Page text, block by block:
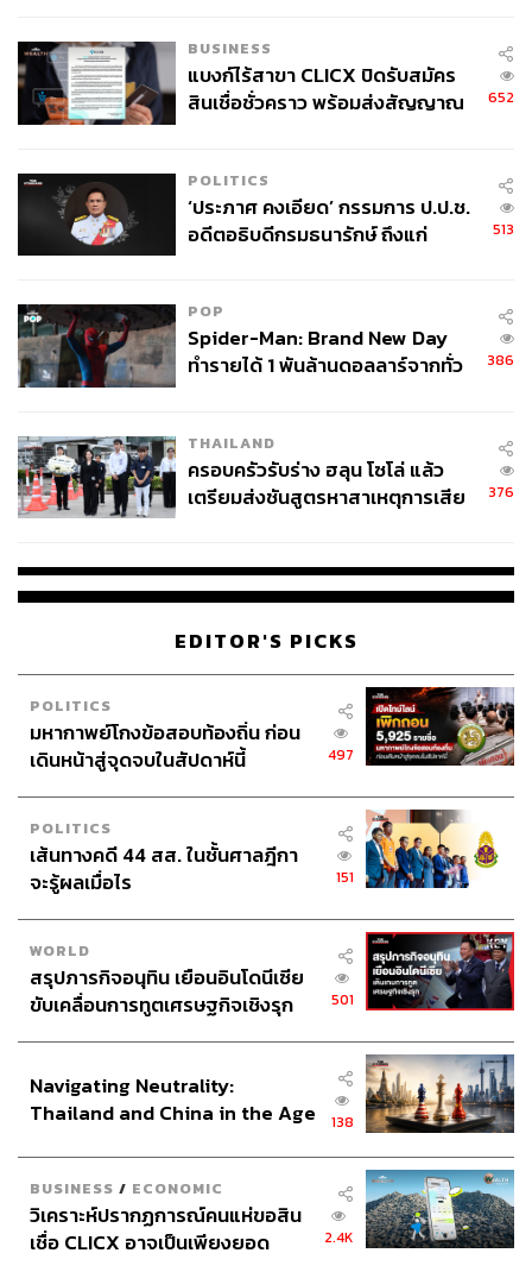
คิกูจิย้ำว่า ในช่วงไม่กี่ปีที่ผ่านมา ความสัมพันธ์ระหว่างธุรกิจ
กับข้อมูลต้องเผชิญกับความท้าทายใหม่ๆ
การสื่อสารทางธุรกิจเปลี่ยนแปลงไป ไม่จำเป็นต้องพบปะพูด
คุยกันแบบตัวต่อตัวอีกต่อไป การส่งต่อความรู้และดีเอ็นเอไป
สู่คนรุ่นถัดไปจึงยากขึ้น นั่นคือเหตุผลที่ FUJIFILM Business
เรื่องนี้”
ข้อมูลอาจเป็นกุญแจสำคัญที่ส่งผลต่อการดำเนินธุรกิจ ดังนั้น
หากต้องการดึงข้อมูลมาสร้างคุณค่าได้อย่างเต็ม
กับผู้ที่พร้อมจะใช้พลังของข้อมูล ซึ่งเป็นไปตามวิสัยทัศน์ของ
FUJIFILM Business Innovation ในการ ‘เพิ่มมูลค่าของ
ข้อมูลให้ถึงขีดสุด’ ที่ไม่ได้จำกัดความอยู่แค่ ‘การจัดการ
วัฒนธรรมองค์กรอีกด้วย
พันธมิตรที่มุ่งมั่นเติบโตไปพร้อมกับธุรกิจของคุณ
บริษัท Sangetsu Corporation ผู้นำด้านผลิตภัณฑ์ตกแต่ง
ภายในระดับโลก ท้าทายตัวเองด้วยการปรับปรุงคุณภาพของ
ธุรกิจและวัฒนธรรมองค์กรใหม่ ด้วยการทบทวนระบบ
จัดการข้อมูลและปรับปรุงกระบวนการทำงานให้มี
ประสิทธิภาพมากขึ้น โดยร่วมมือกับ FUJIFILM Business
Innovation เพื่อปรับปรุงระบบจัดการเอกสารทางการค้า ซึ่ง
เป็นข้อมูลที่ต้องจัดเก็บถึง 7 ปี ตามข้อกำหนดในการทำ
ธุรกรรมระหว่างประเทศ
วาตารุ สึโนดะ ผู้จัดการแผนกธุรกิจต่างประเทศ กล่าวว่า “เมื่อ
ดำเนินธุรกิจในหลายประเทศ การเคารพวัฒนธรรมและค่า
สบายตามค่านิยมของเราเอง เราจำเป็นต้องปรับตัวให้เข้ากับ
สภาพแวดล้อมและยินดีที่จะเปลี่ยนแปลงวิธีทำงานเพื่อ
ประโยชน์ต่อธุรกิจและบริษัท ความคิดเช่นนี้คือกุญแจสำคัญ
ในการทำให้ธุรกิจเติบโต และเมื่อเราเติบโตขึ้น การมีบริษัท
พันธมิตรคอยสนับสนุนระหว่างทางถือเป็นสิ่งสำคัญที่ทำให้
โปรเจกต์ประสบความสำเร็จ”
FUJIFILM Business Innovation เป็นแรงขับเคลื่อนสำคัญใน
BUSINESS
แบงก์ไร้สาขา CLICX ปิดรับสมัคร
สินเชื่อชั่วคราว พร้อมส่งสัญญาณ
652
POLITICS
‘ประภาศ คงเอียด’ กรรมการ ป.ป.ช.
อดีตอธิบดีกรมธนารักษ์ ถึงแก่
513
POP
Spider-Man: Brand New Day
ทำรายได้ 1 พันล้านดอลลาร์จากทั่ว
386
THAILAND
ครอบครัวรับร่าง ฮลุน โซโล่ แล้ว
เตรียมส่งชันสูตรหาสาเหตุการเสีย
376
EDITOR'S PICKS
POLITICS
มหากาพย์โกงข้อสอบท้องถิ่น ก่อน
เดินหน้าสู่จุดจบในสัปดาห์นี้
497
POLITICS
เส้นทางคดี 44 สส. ในชั้นศาลฎีกา
จะรู้ผลเมื่อไร
151
WORLD
สรุปภารกิจอนุทิน เยือนอินโดนีเซีย
ขับเคลื่อนการทูตเศรษฐกิจเชิงรุก
501
Navigating Neutrality:
Thailand and China in the Age
138
BUSINESS / ECONOMIC
วิเคราะห์ปรากฏการณ์คนแห่ขอสิน
เชื่อ CLICX อาจเป็นเพียงยอด
2.4K